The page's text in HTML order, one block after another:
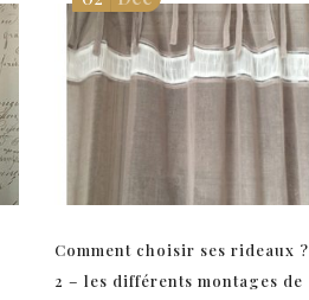
Comment choisir ses rideaux ?
2 – les différents montages de